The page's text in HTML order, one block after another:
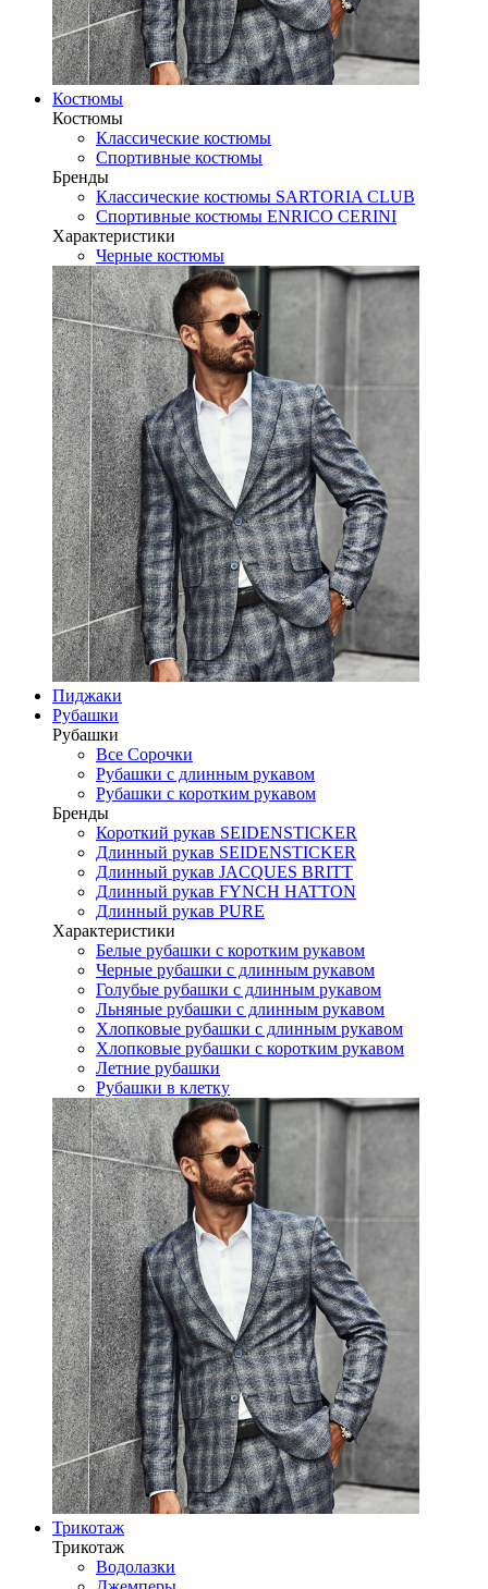
Костюмы
Костюмы
Классические костюмы
Спортивные костюмы
Бренды
Классические костюмы SARTORIA CLUB
Спортивные костюмы ENRICO CERINI
Характеристики
Черные костюмы
Пиджаки
Рубашки
Рубашки
Все Сорочки
Рубашки с длинным рукавом
Рубашки с коротким рукавом
Бренды
Короткий рукав SEIDENSTICKER
Длинный рукав SEIDENSTICKER
Длинный рукав JAСQUES BRITT
Длинный рукав FYNCH HATTON
Длинный рукав PURE
Характеристики
Белые рубашки с коротким рукавом
Черные рубашки с длинным рукавом
Голубые рубашки с длинным рукавом
Льняные рубашки с длинным рукавом
Хлопковые рубашки с длинным рукавом
Хлопковые рубашки с коротким рукавом
Летние рубашки
Рубашки в клетку
Трикотаж
Трикотаж
Водолазки